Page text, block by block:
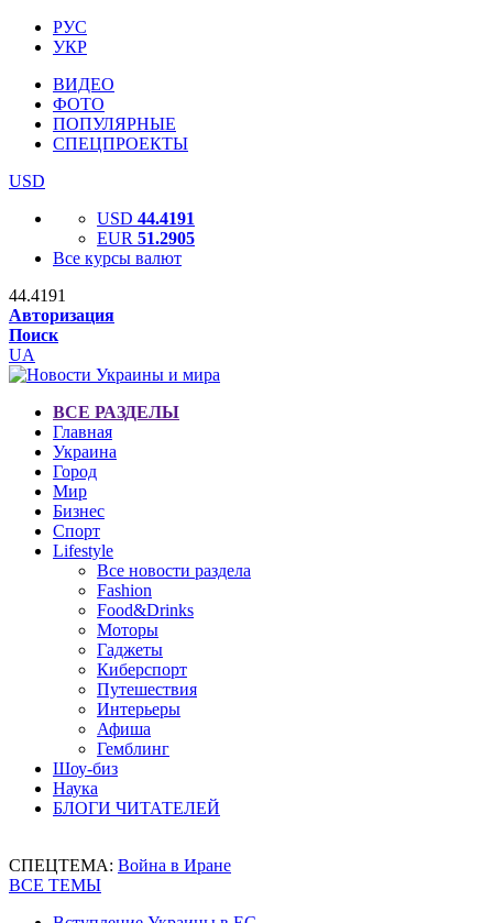
РУС
УКР
ВИДЕО
ФОТО
ПОПУЛЯРНЫЕ
СПЕЦПРОЕКТЫ
USD
USD 44.4191
EUR 51.2905
Все курсы валют
44.4191
Авторизация
Поиск
UA
ВСЕ РАЗДЕЛЫ
Главная
Украина
Город
Мир
Бизнес
Спорт
Lifestyle
Все новости раздела
Fashion
Food&Drinks
Моторы
Гаджеты
Киберспорт
Путешествия
Интерьеры
Афиша
Гемблинг
Шоу-биз
Наука
БЛОГИ ЧИТАТЕЛЕЙ
СПЕЦТЕМА: Война в Иране
ВСЕ ТЕМЫ